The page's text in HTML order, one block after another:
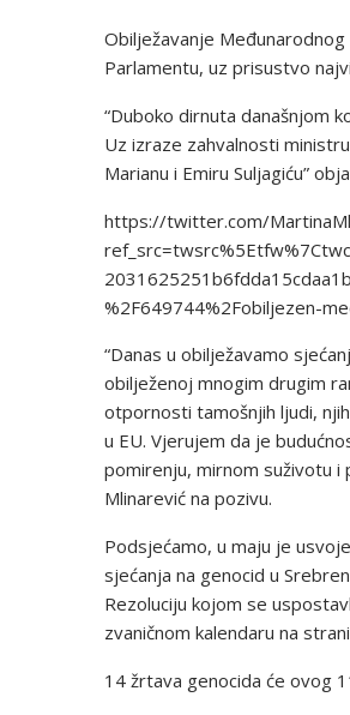
Obilježavanje
Parlamentu, uz prisustvo
“Duboko dirnuta današnjom
Uz izraze zahvalnosti
Marianu i Emiru Suljagiću”
https://twitter.com/
%2F649744%2Fobiljezen-
“Danas u obilježavamo
obilježenoj mnogim drugim
otpornosti tamošnjih ljudi,
u EU. Vjerujem da je
pomirenju, mirnom suživotu
Mlinarević na pozivu.
Podsjećamo, u maju je
sjećanja na genocid u
Rezoluciju kojom se
zvaničnom kalendaru na
14 žrtava genocida će ovog